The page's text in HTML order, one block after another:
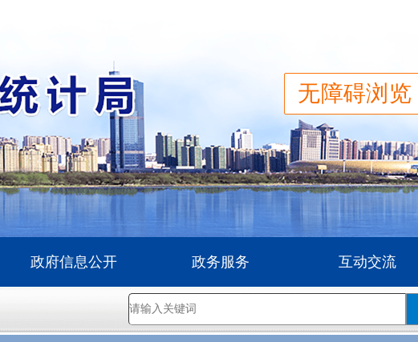
无障碍浏览
政府信息公开 政务服务 互动交流